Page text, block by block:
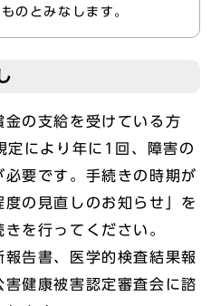
のとみなします。
の支給を受けている方
により年に1回、障害の
要です。手続きの時期が
の見直しのお知らせ」を
を行ってください。
告書、医学的検査結果報
健康被害認定審査会に諮